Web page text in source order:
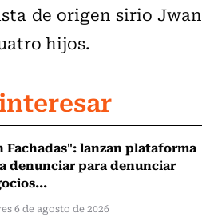
de origen sirio Jwan
hijos.
Fachadas": lanzan plataforma
denunciar para denunciar
6 de agosto de 2026